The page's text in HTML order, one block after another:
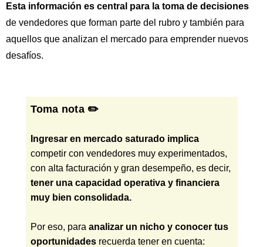
Esta información es central para la toma de decisiones
de vendedores que forman parte del rubro y también para
aquellos que analizan el mercado para emprender nuevos
desafíos.
Toma nota ✏️
Ingresar en mercado saturado implica
competir con vendedores muy experimentados,
con alta facturación y gran desempeño, es decir,
tener una capacidad operativa y financiera
muy bien consolidada.
Por eso, para analizar un nicho y conocer tus
oportunidades recuerda tener en cuenta: